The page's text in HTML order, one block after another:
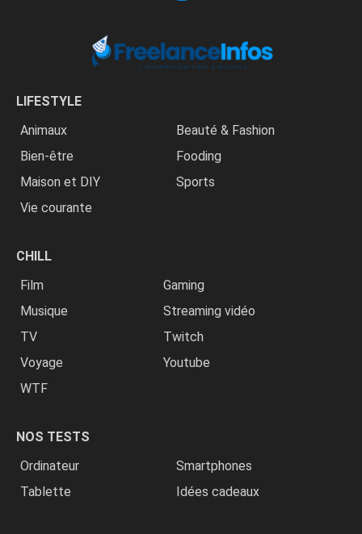
LIFESTYLE
Animaux
Beauté & Fashion
Bien-être
Fooding
Maison et DIY
Sports
Vie courante
CHILL
Film
Gaming
Musique
Streaming vidéo
TV
Twitch
Voyage
Youtube
WTF
NOS TESTS
Ordinateur
Smartphones
Tablette
Idées cadeaux